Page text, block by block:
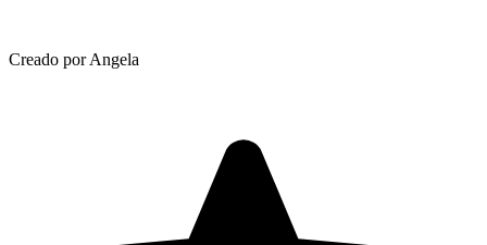
Creado por Angela